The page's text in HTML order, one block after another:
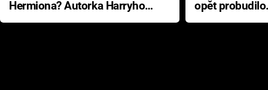
Hermiona? Autorka Harryho
Pottera přišla s ráznou
opět
přichází s